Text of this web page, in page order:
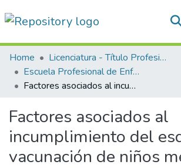
Communities & Collections
All of DSpace
Normativas
Home
Licenciatura - Título Profesional
Escuela Profesional de Enfermería
Factores asociados al incumplimiento del esquema de vacunación de niños menores de 5 años del Centro de Salud Nueva Esperanza - Andahuaylas 2024
Factores asociados al
incumplimiento del
vacunación de niños